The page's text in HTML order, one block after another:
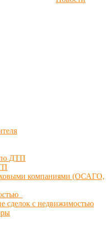
по ДТП
компаниями (ОСАГО,
сделок с недвижимостью